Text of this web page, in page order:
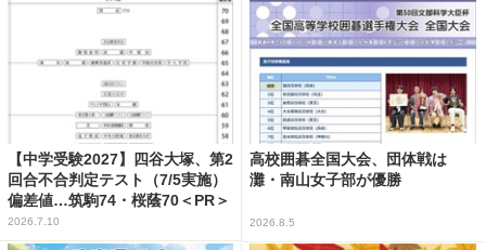
【中学受験2027】四谷大塚、第2
回合不合判定テスト（7/5実施）
偏差値…筑駒74・桜蔭70＜PR＞
2026.7.10
高校囲碁全国大会、団体戦は
灘・南山女子部が優勝
2026.8.5